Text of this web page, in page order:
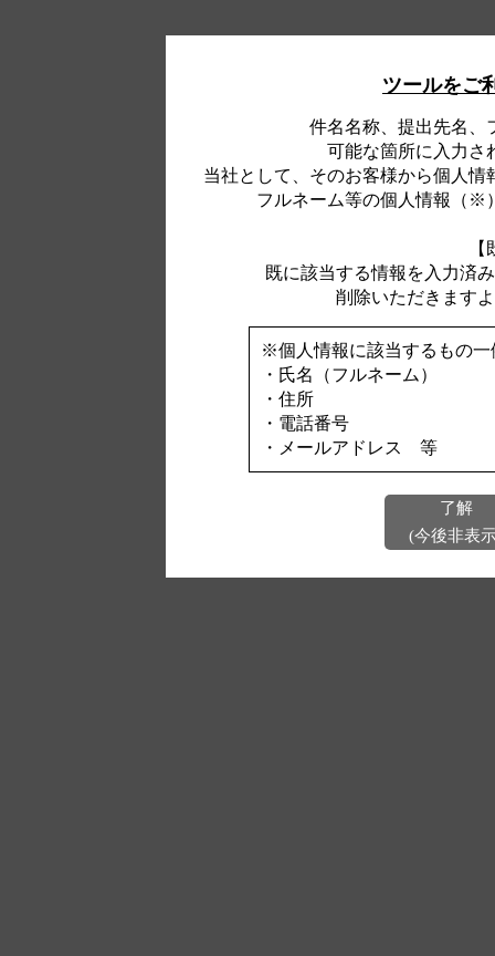
ツールをご
件名名称、提出先名、
可能な箇所に入力さ
当社として、そのお客様から個人
フルネーム等の個人情報（※
既に該当する情報を入力済
削除いただきます
※個人情報に該当するもの一
・氏名（フルネーム）
・住所
・電話番号
・メールアドレス 等
了解
(今後非表